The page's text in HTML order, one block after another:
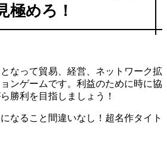
極めろ！
なって貿易、経営、ネットワーク拡
ンゲームです。利益のために時に協
勝利を目指しましょう！
なること間違いなし！超名作タイト